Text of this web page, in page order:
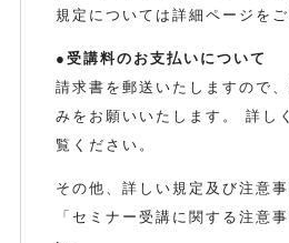
規定については詳細ページをご
●受講料のお支払いについて
請求書を郵送いたしますので
みをお願いいたします。 詳し
覧ください。
その他、詳しい規定及び注意
「セミナー受講に関する注意